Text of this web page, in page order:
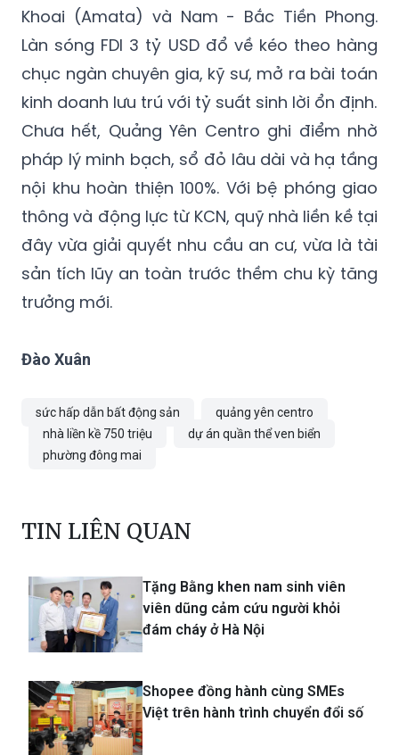
chục ngàn chuyên gia, kỹ sư, mở ra bài toán
kinh doanh lưu trú với tỷ suất sinh lời ổn định.
Chưa hết, Quảng Yên Centro ghi điểm nhờ
pháp lý minh bạch, sổ đỏ lâu dài và hạ tầng
nội khu hoàn thiện 100%. Với bệ phóng giao
thông và động lực từ KCN, quỹ nhà liền kề tại
đây vừa giải quyết nhu cầu an cư, vừa là tài
sản tích lũy an toàn trước thềm chu kỳ tăng
trưởng mới.
Đào Xuân
sức hấp dẫn bất động sản
phường đông mai
Tặng Bằng khen nam sinh viên
đám cháy ở Hà Nội